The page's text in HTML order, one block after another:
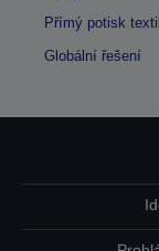
Přímý potisk
Globální řešení